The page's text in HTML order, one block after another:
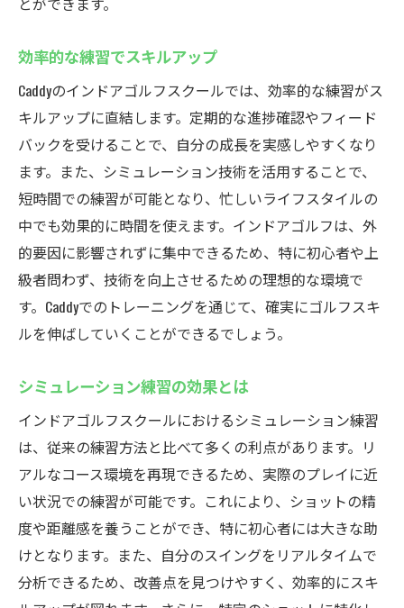
効率的な練習でスキルアップ
Caddyのインドアゴルフスクールでは、効率的な練習がス
キルアップに直結します。定期的な進捗確認やフィード
バックを受けることで、自分の成長を実感しやすくなり
ます。また、シミュレーション技術を活用することで、
短時間での練習が可能となり、忙しいライフスタイルの
中でも効果的に時間を使えます。インドアゴルフは、外
的要因に影響されずに集中できるため、特に初心者や上
級者問わず、技術を向上させるための理想的な環境で
す。Caddyでのトレーニングを通じて、確実にゴルフスキ
ルを伸ばしていくことができるでしょう。
シミュレーション練習の効果とは
インドアゴルフスクールにおけるシミュレーション練習
は、従来の練習方法と比べて多くの利点があります。リ
アルなコース環境を再現できるため、実際のプレイに近
い状況での練習が可能です。これにより、ショットの精
度や距離感を養うことができ、特に初心者には大きな助
けとなります。また、自分のスイングをリアルタイムで
分析できるため、改善点を見つけやすく、効率的にスキ